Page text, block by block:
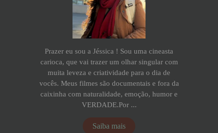
Prazer eu sou a Jéssica ! Sou uma cineasta
carioca, que vai trazer um olhar singular com
muita leveza e criatividade para o dia de
vocês. Meus filmes são documentais e fora da
caixinha com naturalidade, emoção, humor e
VERDADE.Por ...
Saiba mais